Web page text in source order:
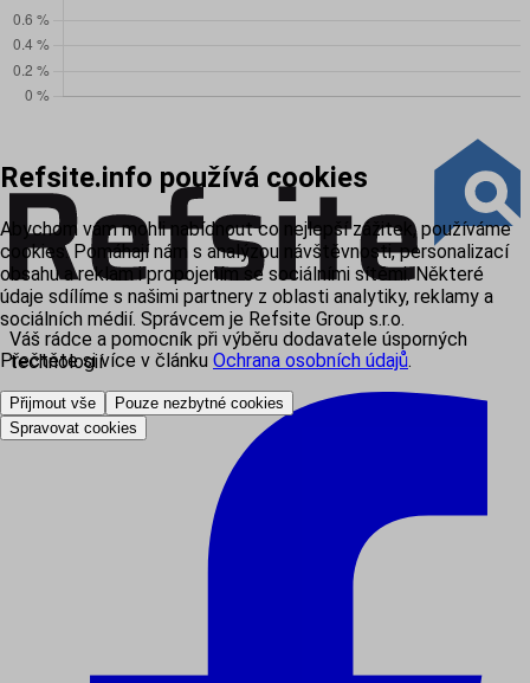
Váš rádce a pomocník při výběru dodavatele úsporných
technologií
Refsite.info používá cookies
Abychom vám mohli nabídnout co nejlepší zážitek, používáme
cookies. Pomáhají nám s analýzou návštěvnosti, personalizací
obsahu a reklam i propojením se sociálními sítěmi. Některé
údaje sdílíme s našimi partnery z oblasti analytiky, reklamy a
sociálních médií. Správcem je Refsite Group s.r.o.
Přečtěte si více v článku Ochrana osobních údajů.
Přijmout vše
Pouze nezbytné cookies
Spravovat cookies